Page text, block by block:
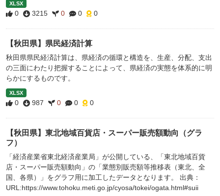
XLSX
0 3215 0 0 0
【秋田県】県民経済計算
秋田県県民経済計算は、県経済の循環と構造を、生産、分配、支出
の三面にわたり把握することによって、県経済の実態を体系的に明
らかにするものです。
XLSX
0 987 0 0 0
【秋田県】東北地域百貨店・スーパー販売額動向（グラ
フ）
「経済産業省東北経済産業局」が公開している、「東北地域百貨
店・スーパー販売額動向」の「業態別販売額等推移表（東北、全
国、各県）」をグラフ用に加工したデータとなります。 出典：
URL:https://www.tohoku.meti.go.jp/cyosa/tokei/ogata.html#suii